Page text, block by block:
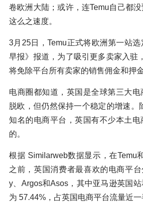
卷欧洲大陆；或许，连Temu自己都
这么之速度。
3月25日，Temu正式将欧洲第一站
早报》报道，为了吸引更多卖家入驻
将免除平台所有卖家的销售佣金和押金
电商圈都知道，英国是全球第三大电
脱欧，但仍然保持一个稳定的增速。
知名的电商平台，英国有不少本土
的。
根据 Similarweb数据显示，在Temu
之前，英国消费者最喜欢的电商平
y、Argos和Asos，其中亚马逊英国
为 57.44%，占英国电商平台流量近一